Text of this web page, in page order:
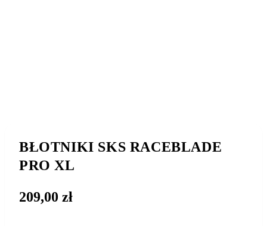
BŁOTNIKI SKS RACEBLADE
PRO XL
209,00 zł